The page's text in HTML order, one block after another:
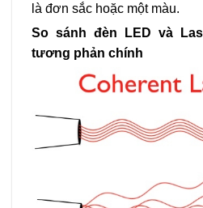
là đơn sắc hoặc một màu.
So sánh đèn LED và
tương phản chính